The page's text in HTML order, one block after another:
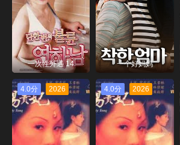
一次性外遇 14 一个好妈妈
4.0分 2026 4.0分 2026